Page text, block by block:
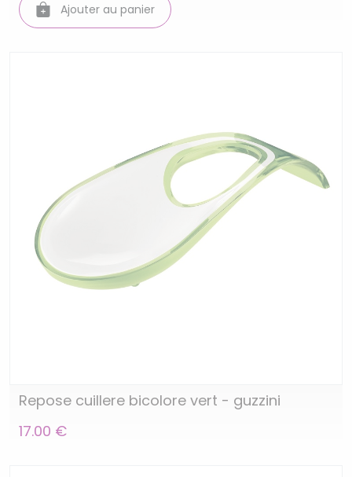
Ajouter au panier
Repose cuillere bicolore vert - guzzini
17.00 €